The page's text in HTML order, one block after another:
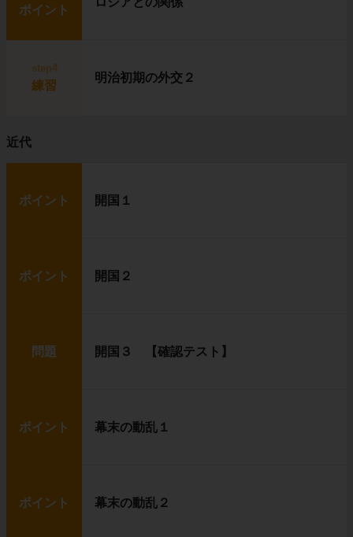
ポイント
step4
練習
明治初期の外交２
近代
ポイント 開国１
ポイント 開国２
問題 開国３ 【確認テスト】
ポイント 幕末の動乱１
ポイント 幕末の動乱２